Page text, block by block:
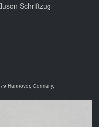
Schriftzug
Hannover, Germany,